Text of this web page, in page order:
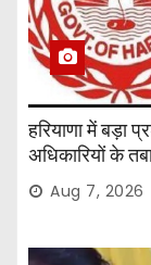
हरियाणा में
अधिकारियों के
वापसीAug 7, 2026